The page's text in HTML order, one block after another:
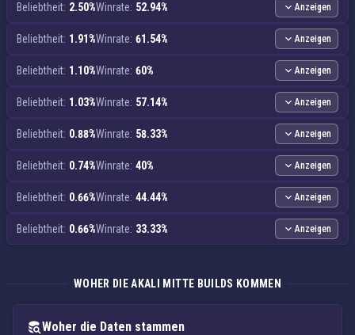
Beliebtheit: 2.50%Winrate: 52.94% Anzeigen
Beliebtheit: 1.91%Winrate: 61.54% Anzeigen
Beliebtheit: 1.10%Winrate: 60% Anzeigen
Beliebtheit: 1.03%Winrate: 57.14% Anzeigen
Beliebtheit: 0.88%Winrate: 58.33% Anzeigen
Beliebtheit: 0.74%Winrate: 40% Anzeigen
Beliebtheit: 0.66%Winrate: 44.44% Anzeigen
Beliebtheit: 0.66%Winrate: 33.33% Anzeigen
WOHER DIE AKALI MITTE BUILDS KOMMEN
Woher die Daten stammen